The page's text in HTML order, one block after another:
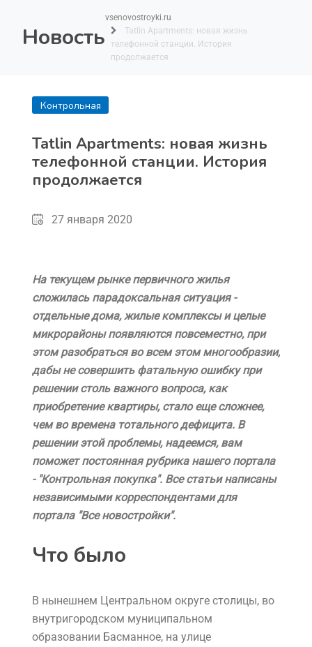
Новость
vsenovostroyki.ru
Tatlin Apartments: новая жизнь
телефонной станции. История
продолжается
Контрольная
Tatlin Apartments: новая жизнь
телефонной станции. История
продолжается
27 января 2020
На текущем рынке первичного жилья
сложилась парадоксальная ситуация -
отдельные дома, жилые комплексы и целые
микрорайоны появляются повсеместно, при
этом разобраться во всем этом многообразии,
дабы не совершить фатальную ошибку при
решении столь важного вопроса, как
приобретение квартиры, стало еще сложнее,
чем во времена тотального дефицита. В
решении этой проблемы, надеемся, вам
поможет постоянная рубрика нашего портала
- "Контрольная покупка". Все статьи написаны
независимыми корреспондентами для
портала "Все новостройки".
Что было
В нынешнем Центральном округе столицы, во
внутригородском муниципальном
образовании Басманное, на улице